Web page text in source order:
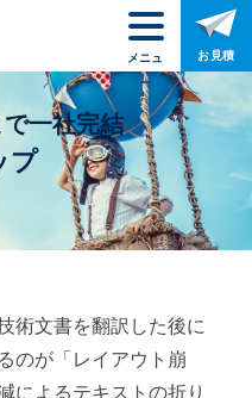
プ
一社完結
術文書を翻訳した後に
のが「レイアウト崩
によるテキストの折り
メニュ
ー
お見積